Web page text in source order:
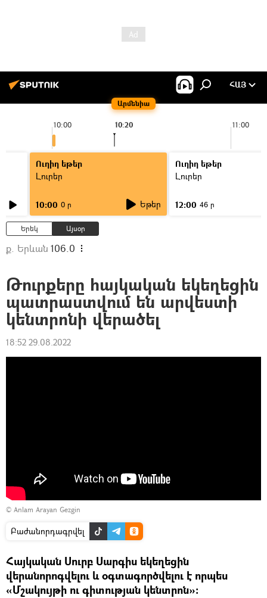
Արմենիա
ՀԱՅ
10:00 11:00
10:20
Ուղիղ եթեր
Լուրեր
10:00 0 ր Եթեր
Ուղիղ եթեր
Լուրեր
12:00 46 ր
Երեկ Այսօր
ք. Երևան 106.0
Թուրքերը հայկական եկեղեցին
պատրաստվում են արվեստի
կենտրոնի վերածել
18:52 29.08.2022
© Anlam Arayan Gezgin
Բաժանորդագրվել
Հայկական Սուրբ Սարգիս եկեղեցին
վերանորոգվելու և օգտագործվելու է որպես
«Մշակույթի ու գիտության կենտրոն»: